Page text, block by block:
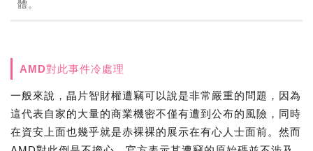
體。
AMD對此事件冷處理
一般來說，晶片智財權遭竊可以說是非常嚴重的問題，因為
這代表自家的大量的商業機密不僅有遭到公布的風險，同時
在資安上面也幾乎就是赤裸裸的展示在有心人士面前。然而